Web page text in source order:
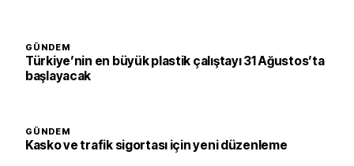
GÜNDEM
Türkiye’nin en büyük plastik çalıştayı 31 Ağustos’ta
başlayacak
GÜNDEM
Kasko ve trafik sigortası için yeni düzenleme